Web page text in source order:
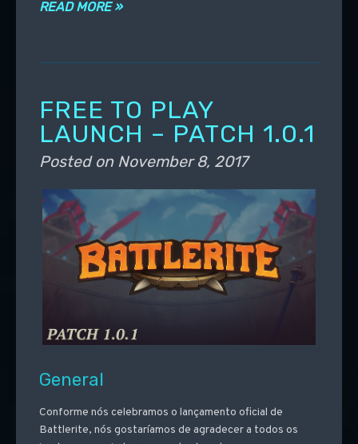
READ MORE »
FREE TO PLAY
LAUNCH – PATCH 1.0.1
Posted on November 8, 2017
General
Conforme nós celebramos o lançamento oficial de
Battlerite, nós gostaríamos de agradecer a todos os